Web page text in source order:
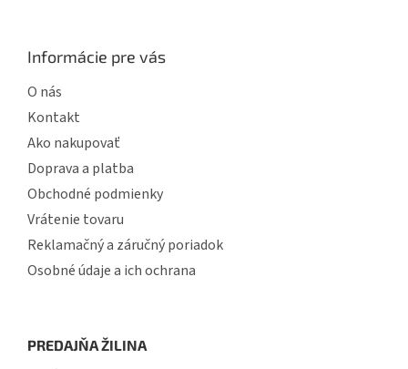
Informácie pre vás
O nás
Kontakt
Ako nakupovať
Doprava a platba
Obchodné podmienky
Vrátenie tovaru
Reklamačný a záručný poriadok
Osobné údaje a ich ochrana
PREDAJŇA ŽILINA